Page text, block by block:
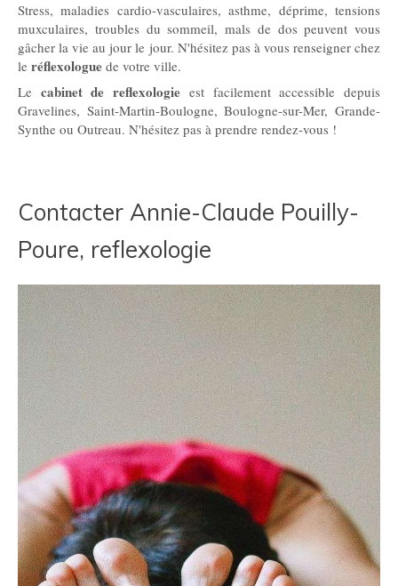
Stress, maladies cardio-vasculaires, asthme, déprime, tensions
muxculaires, troubles du sommeil, mals de dos peuvent vous
gâcher la vie au jour le jour. N'hésitez pas à vous renseigner chez
le réflexologue de votre ville.
Le cabinet de reflexologie est facilement accessible depuis
Gravelines, Saint-Martin-Boulogne, Boulogne-sur-Mer, Grande-
Synthe ou Outreau. N'hésitez pas à prendre rendez-vous !
Contacter Annie-Claude Pouilly-
Poure, reflexologie